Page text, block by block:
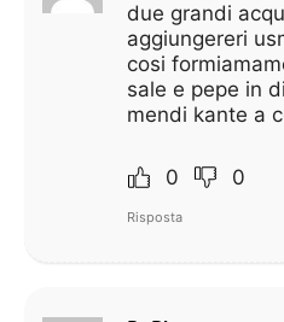
due grandi
aggiungereri
cosi
sale e pepe in
mendi kante a
0 0
Risposta